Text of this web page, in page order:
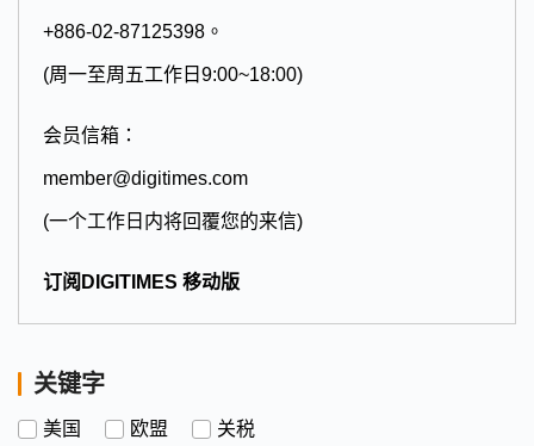
+886-02-87125398。
(周一至周五工作日9:00~18:00)
会员信箱：
member@digitimes.com
(一个工作日内将回覆您的来信)
订阅DIGITIMES 移动版
关键字
美国 欧盟 关税